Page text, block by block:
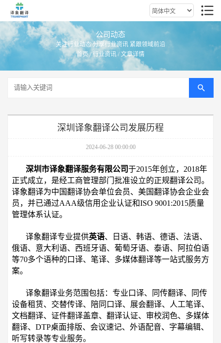
公司动态
关注行业动态 分享行业资讯 紧跟领域前沿
首页/行业资讯 / 文章详情
深圳译象翻译公司发展历程
2024-06-28 00:00:00
深圳市译象翻译服务有限公司于2015年创立，2018年
正式成立，是经工商管理部门批准设立的正规翻译公司。
译象翻译为中国翻译协会单位会员、美国翻译协会企业会
员，并已通过AAA级信用企业认证和ISO 9001:2015质量
管理体系认证。
译象翻译专业提供英语、日语、韩语、德语、法语、
俄语、意大利语、西班牙语、葡萄牙语、泰语、阿拉伯语
等70多个语种的口译、笔译、多媒体翻译等一站式服务方
案。
译象翻译业务范围包括：专业口译、同传翻译、同传
设备租赁、交替传译、陪同口译、展会翻译、人工笔译、
文档翻译、证件翻译盖章、翻译认证、审校润色、多媒体
翻译、DTP桌面排版、会议速记、外语配音、字幕编辑、
听写转录等专业服务。